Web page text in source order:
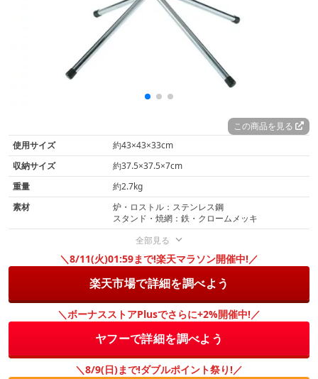
この商品を見る
使用サイズ
約43×43×33cm
収納サイズ
約37.5×37.5×7cm
重量
約2.7kg
素材
炉・ロストル：ステンレス鋼
スタンド・焼網：鉄・クロームメッキ
全部見る
＼8/11(火)01:59まで!楽天マラソン開催中!／
楽天市場で詳細を調べよう
＼ボーナスストアPlusでさらに+2%開催中!／
ヤフーで詳細を調べよう
＼8/9(日)まで!ダブルポイント祭り!／